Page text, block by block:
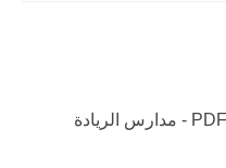
تحميل فروض المرحلة الثالثة PDF - مدارس الريادة